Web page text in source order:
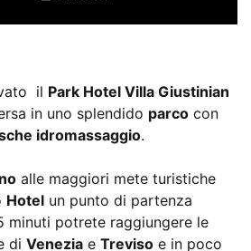
il Park Hotel Villa Giustinian
in uno splendido parco con
idromassaggio.
alle maggiori mete turistiche
Hotel un punto di partenza
minuti potrete raggiungere le
di Venezia e Treviso e in poco